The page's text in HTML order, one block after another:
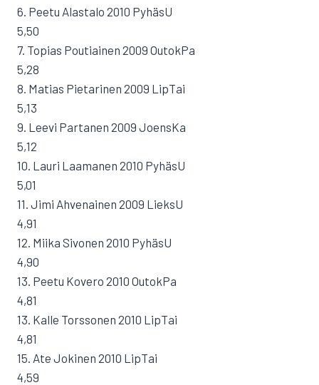
6. Peetu Alastalo 2010 PyhäsU
5,50
7. Topias Poutiainen 2009 OutokPa
5,28
8. Matias Pietarinen 2009 LipTai
5,13
9. Leevi Partanen 2009 JoensKa
5,12
10. Lauri Laamanen 2010 PyhäsU
5,01
11. Jimi Ahvenainen 2009 LieksU
4,91
12. Miika Sivonen 2010 PyhäsU
4,90
13. Peetu Kovero 2010 OutokPa
4,81
13. Kalle Torssonen 2010 LipTai
4,81
15. Ate Jokinen 2010 LipTai
4,59